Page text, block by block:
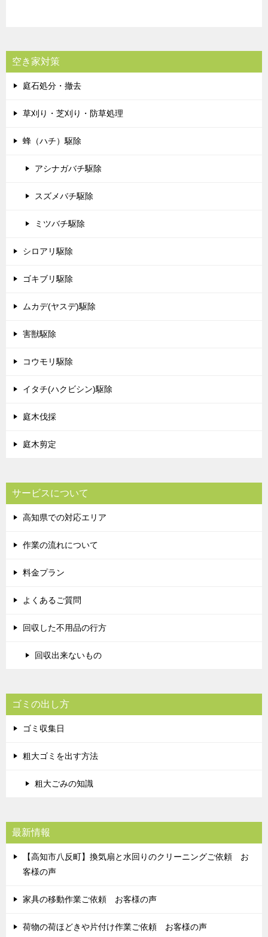
空き家対策
庭石処分・撤去
草刈り・芝刈り・防草処理
蜂（ハチ）駆除
アシナガバチ駆除
スズメバチ駆除
ミツバチ駆除
シロアリ駆除
ゴキブリ駆除
ムカデ(ヤスデ)駆除
害獣駆除
コウモリ駆除
イタチ(ハクビシン)駆除
庭木伐採
庭木剪定
サービスについて
高知県での対応エリア
作業の流れについて
料金プラン
よくあるご質問
回収した不用品の行方
回収出来ないもの
ゴミの出し方
ゴミ収集日
粗大ゴミを出す方法
粗大ごみの知識
最新情報
【高知市八反町】換気扇と水回りのクリーニングご依頼 お
客様の声
家具の移動作業ご依頼 お客様の声
荷物の荷ほどきや片付け作業ご依頼 お客様の声